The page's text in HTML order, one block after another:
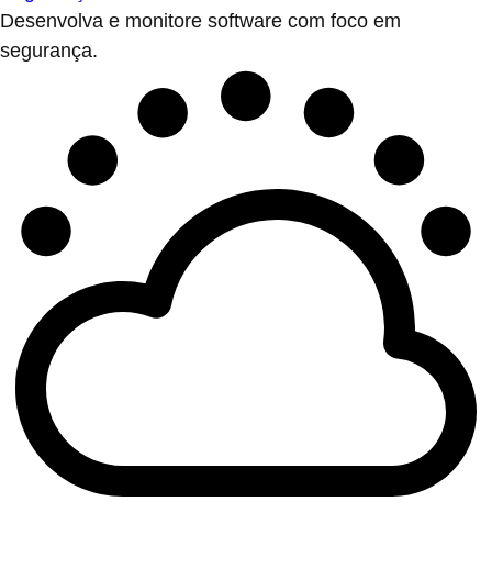
Desenvolva e monitore software com foco em
segurança.